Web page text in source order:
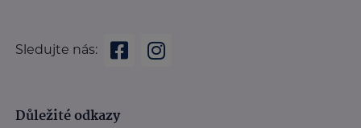
Sledujte nás:
Důležité odkazy